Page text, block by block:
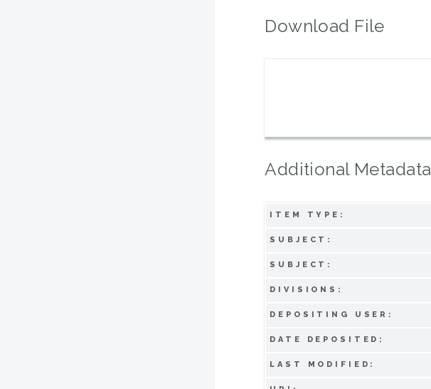
Download File
Additional Metadata
ITEM TYPE:
SUBJECT:
SUBJECT:
DIVISIONS:
DEPOSITING USER:
DATE DEPOSITED:
LAST MODIFIED: